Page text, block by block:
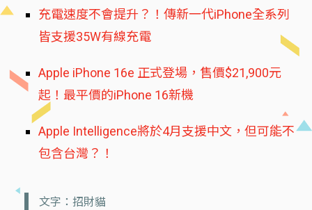
充電速度不會提升？！傳新一代iPhone全系列
皆支援35W有線充電
Apple iPhone 16e 正式登場，售價$21,900元
起！最平價的iPhone 16新機
Apple Intelligence將於4月支援中文，但可能不
包含台灣？！
文字：招財貓